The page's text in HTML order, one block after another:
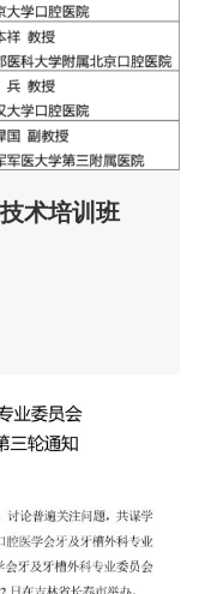
术培训班